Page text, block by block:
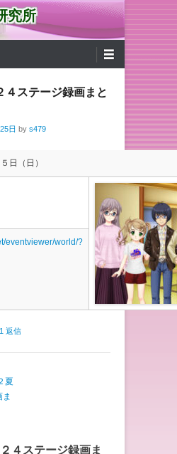
究所
４ステージ録画まと
日 by s479
日（日）
eventviewer/world/?
1 返信
夏
４ステージ録画ま